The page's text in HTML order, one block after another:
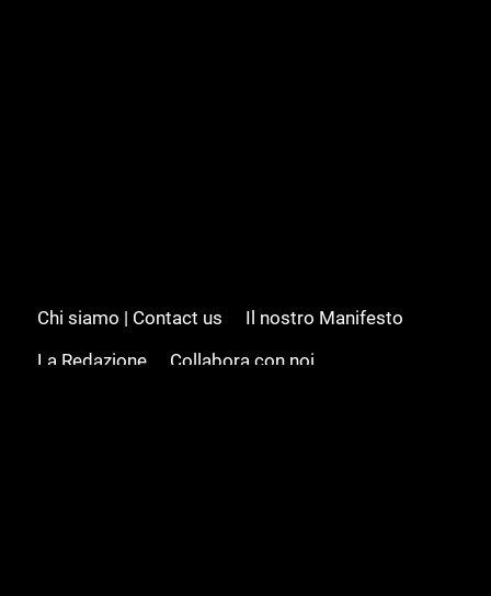
Chi siamo | Contact us
Il nostro Manifesto
La Redazione
Collabora con noi